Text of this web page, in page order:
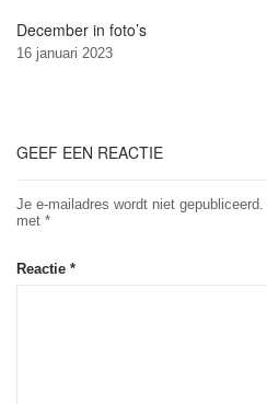
December in foto’s
16 januari 2023
GEEF EEN REACTIE
Je e-mailadres wordt niet gepubliceerd.
met *
Reactie *